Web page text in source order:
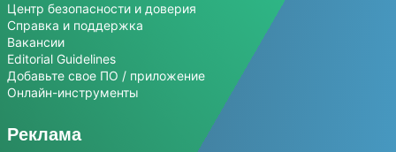
Центр безопасности и доверия
Справка и поддержка
Вакансии
Editorial Guidelines
Добавьте свое ПО / приложение
Онлайн-инструменты
Реклама